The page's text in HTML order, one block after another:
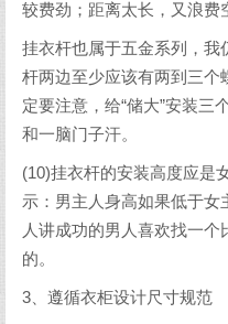
较费劲；距离太长，又浪费
挂衣杆也属于五金系列，我
杆两边至少应该有两到三个
定要注意，给“储大”安装三
和一脑门子汗。
(10)挂衣杆的安装高度应是
示：男主人身高如果低于
人讲成功的男人喜欢找一
的。
3、遵循衣柜设计尺寸规范